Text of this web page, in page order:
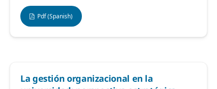
Pdf (Spanish)
La gestión organizacional en la